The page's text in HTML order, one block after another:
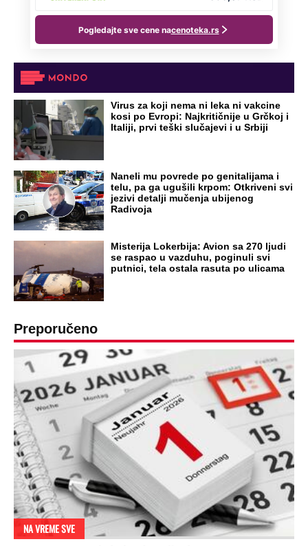
OD NAVODNOG HEROJA DO BRUTALNOG UBICE
GENERAL IVAN STRELJAO SRBE, A
HRVATI GA SLAVILI KAO HEROJA KNINA:
Par godina kasnije išao od kuće do kuće i
UBIJAO!
DRAMA ZBOG LJUBAVNE PRIČE
Zbog svadbe trudne Srpkinje i Albanca
proradio nacionalizam! Popljuvali ih samo
tako: "Ti si svoje srpsko izdala"